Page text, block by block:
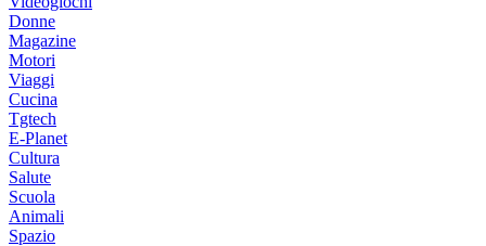
Donne
Magazine
Motori
Viaggi
Cucina
Tgtech
E-Planet
Cultura
Salute
Scuola
Animali
Spazio